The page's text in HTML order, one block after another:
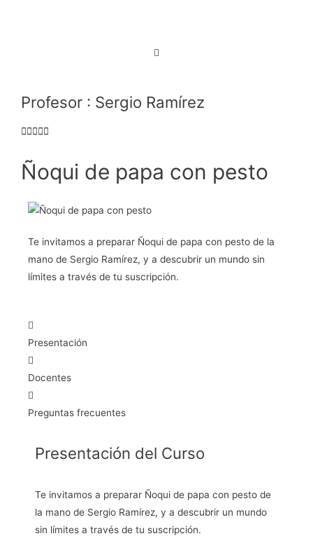
Profesor : Sergio Ramírez
Ñoqui de papa con pesto
Te invitamos a preparar Ñoqui de papa con pesto de la
mano de Sergio Ramírez, y a descubrir un mundo sin
límites a través de tu suscripción.
Presentación
Docentes
Preguntas frecuentes
Presentación del Curso
Te invitamos a preparar Ñoqui de papa con pesto de
la mano de Sergio Ramírez, y a descubrir un mundo
sin límites a través de tu suscripción.